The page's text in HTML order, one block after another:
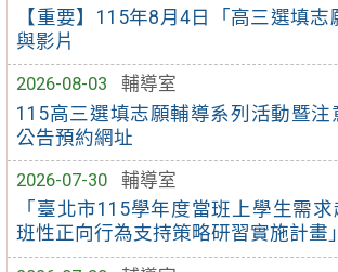
【重要】115年8月4日「高三選填
與影片
2026-08-03
輔導室
115高三選填志願輔導系列活動暨注
公告預約網址
2026-07-30
輔導室
「臺北市115學年度當班上學生需
班性正向行為支持策略研習實施計畫」